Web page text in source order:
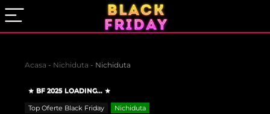
Acasa - Nichiduta - Nichiduta
BF 2025 LOADING...
Top Oferte Black Friday Nichiduta